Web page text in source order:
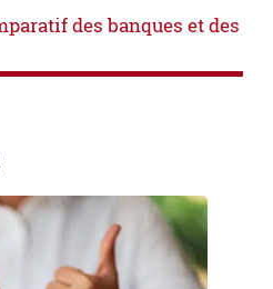
des banques et des